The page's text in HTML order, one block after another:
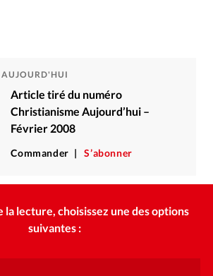
Article tiré du numéro
Christianisme Aujourd’hui –
Février 2008
Commander S’abonner
lecture, choisissez une des options
suivantes :